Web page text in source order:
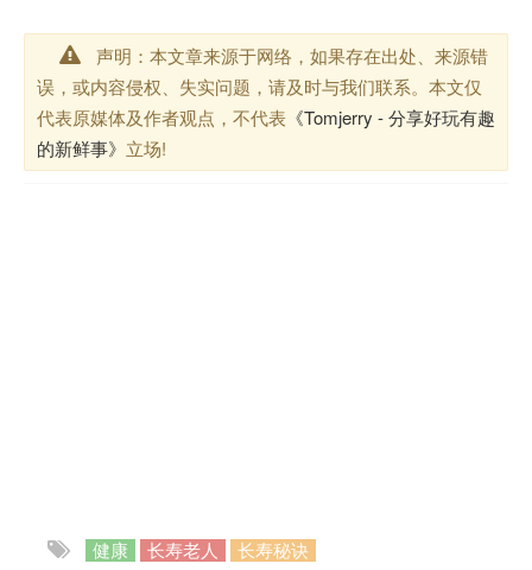
声明：本文章来源于网络，如果存在出处、来源错
误，或内容侵权、失实问题，请及时与我们联系。本文仅
代表原媒体及作者观点，不代表 《Tomjerry - 分享好玩有趣
的新鲜事》 立场!
健康 长寿老人 长寿秘诀